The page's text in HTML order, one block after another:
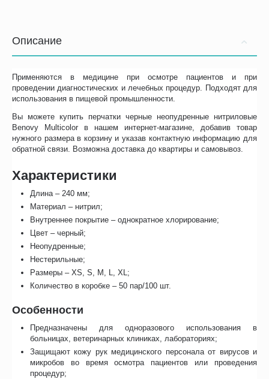
Описание
Применяются в медицине при осмотре пациентов и при
проведении диагностических и лечебных процедур. Подходят для
использования в пищевой промышленности.
Вы можете купить перчатки черные неопудренные нитриловые
Benovy Multicolor в нашем интернет-магазине, добавив товар
нужного размера в корзину и указав контактную информацию для
обратной связи. Возможна доставка до квартиры и самовывоз.
Характеристики
Длина – 240 мм;
Материал – нитрил;
Внутреннее покрытие – однократное хлорирование;
Цвет – черный;
Неопудренные;
Нестерильные;
Размеры – XS, S, M, L, XL;
Количество в коробке – 50 пар/100 шт.
Особенности
Предназначены для одноразового использования в
больницах, ветеринарных клиниках, лабораториях;
Защищают кожу рук медицинского персонала от вирусов и
микробов во время осмотра пациентов или проведения
процедур;